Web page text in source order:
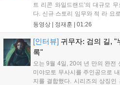
트 리콘 와일드랜드'의 대규모
다. 신규 스토리 임무와 적 라 요
Xbox Series X|S에서 4K 60FPS
리를 제공한다....
동영상 | 정재훈 01:26
[인터뷰] 귀무자: 검의 길, "
록"
오는 9월 4일, 20여 년 만의 완전
미야모토 무사시를 주인공으로
지를 결합했다. 시리즈의 상징인